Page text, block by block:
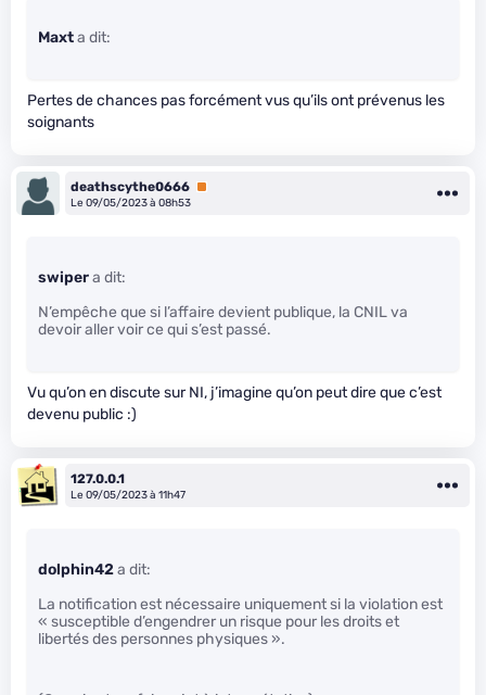
Maxta dit:
Pertes de chances pas forcément vus qu’ils ont prévenus les
soignants
deathscythe0666 Premium
Le 09/05/2023 à 08h53
swipera dit:
N’empêche que si l’affaire devient publique, la CNIL va
devoir aller voir ce qui s’est passé.
Vu qu’on en discute sur NI, j’imagine qu’on peut dire que c’est
devenu public :)
127.0.0.1
Le 09/05/2023 à 11h47
dolphin42a dit:
La notification est nécessaire uniquement si la violation est
« susceptible d’engendrer un risque pour les droits et
libertés des personnes physiques ».